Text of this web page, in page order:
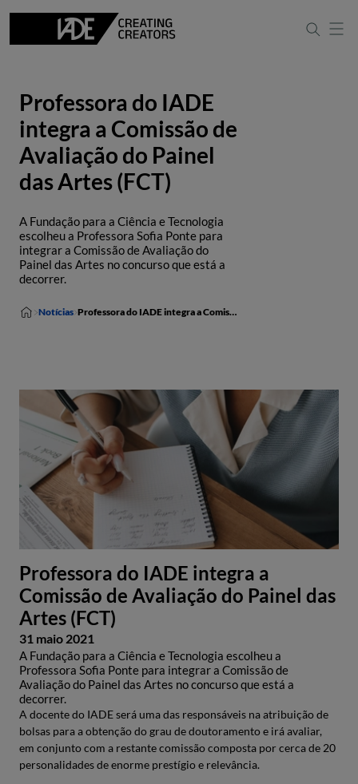
Professora do IADE
integra a Comissão de
Avaliação do Painel
das Artes (FCT)
A Fundação para a Ciência e Tecnologia
escolheu a Professora Sofia Ponte para
integrar a Comissão de Avaliação do
Painel das Artes no concurso que está a
decorrer.
Notícias Professora do IADE integra a Comissão de Avaliação do Painel das Artes (FCT)
Professora do IADE integra a
Comissão de Avaliação do Painel das
Artes (FCT)
31 maio 2021
A Fundação para a Ciência e Tecnologia escolheu a
Professora Sofia Ponte para integrar a Comissão de
Avaliação do Painel das Artes no concurso que está a
decorrer.
A docente do IADE será uma das responsáveis na atribuição de
bolsas para a obtenção do grau de doutoramento e irá avaliar,
em conjunto com a restante comissão composta por cerca de 20
personalidades de enorme prestígio e relevância.